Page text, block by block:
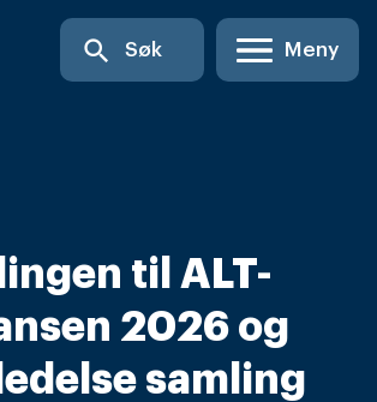
search Søk Meny
til ALT-
2026 og
samling